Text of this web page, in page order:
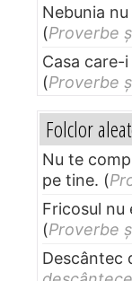
Nebunia
(Proverbe
Casa care-
(Proverbe
Folclor
Nu te
pe tine. (
Fricosul nu
(Proverbe
Descântec